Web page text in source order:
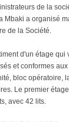
de la
Mbaki a organisé
de la Société.
d'un étage qui
et conformes
bloc opératoire,
Le premier
avec 42 lits.